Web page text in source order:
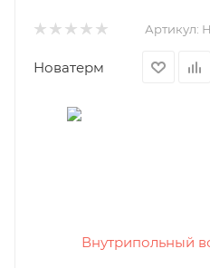
Артикул:
Новатерм